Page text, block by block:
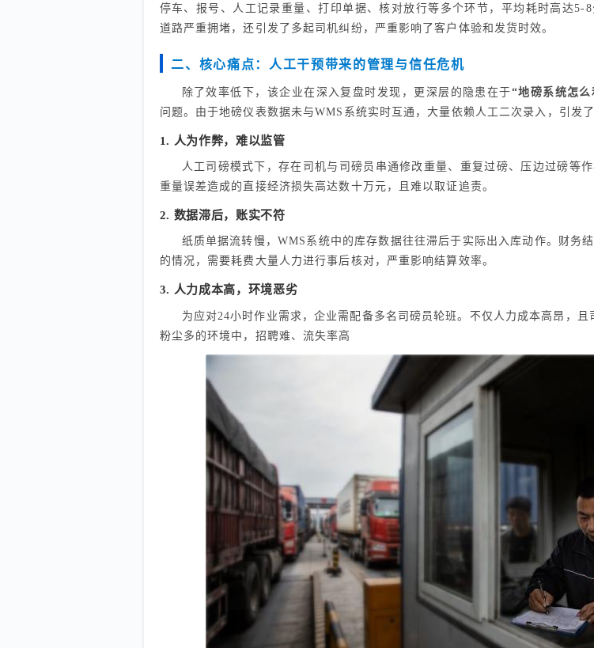
停车、报号、人工记录重量、打印单据、核对放行等多个环节，平均耗时高达5-
道路严重拥堵，还引发了多起司机纠纷，严重影响了客户体验和发货时效。
二、核心痛点：人工干预带来的管理与信任危机
除了效率低下，该企业在深入复盘时发现，更深层的隐患在于“地磅系统怎
问题。由于地磅仪表数据未与WMS系统实时互通，大量依赖人工二次录入，引发了
1. 人为作弊，难以监管
人工司磅模式下，存在司机与司磅员串通修改重量、重复过磅、压边过磅等
重量误差造成的直接经济损失高达数十万元，且难以取证追责。
2. 数据滞后，账实不符
纸质单据流转慢，WMS系统中的库存数据往往滞后于实际出入库动作。财务
的情况，需要耗费大量人力进行事后核对，严重影响结算效率。
3. 人力成本高，环境恶劣
为应对24小时作业需求，企业需配备多名司磅员轮班。不仅人力成本高昂，且
粉尘多的环境中，招聘难、流失率高